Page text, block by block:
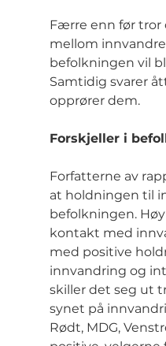
Færre enn før tror
mellom
befolkningen vil
Samtidig svarer
opprører dem.
Forskjeller i
Forfatterne av
at holdningen til
befolkningen.
kontakt med
med positive
innvandring og
skiller det seg ut
synet på
Rødt, MDG,